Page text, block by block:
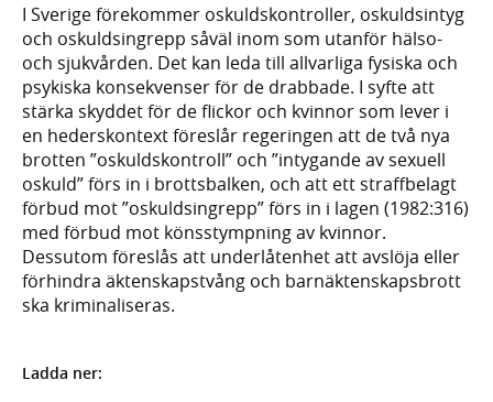
I Sverige förekommer oskuldskontroller, oskuldsintyg
och oskuldsingrepp såväl inom som utanför hälso-
och sjukvården. Det kan leda till allvarliga fysiska och
psykiska konsekvenser för de drabbade. I syfte att
stärka skyddet för de flickor och kvinnor som lever i
en hederskontext föreslår regeringen att de två nya
brotten ”oskuldskontroll” och ”intygande av sexuell
oskuld” förs in i brottsbalken, och att ett straffbelagt
förbud mot ”oskuldsingrepp” förs in i lagen (1982:316)
med förbud mot könsstympning av kvinnor.
Dessutom föreslås att underlåtenhet att avslöja eller
förhindra äktenskapstvång och barnäktenskapsbrott
ska kriminaliseras.
Ladda ner: